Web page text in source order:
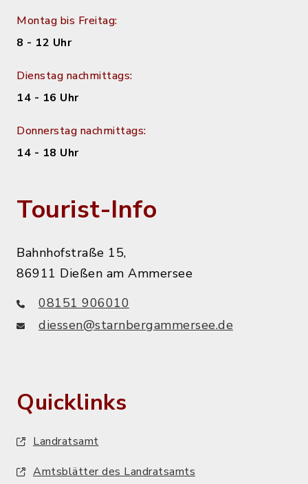
Montag bis Freitag:
8 - 12 Uhr
Dienstag nachmittags:
14 - 16 Uhr
Donnerstag nachmittags:
14 - 18 Uhr
Tourist-Info
Bahnhofstraße 15,
86911 Dießen am Ammersee
08151 906010
diessen@starnbergammersee.de
Quicklinks
Landratsamt
Amtsblätter des Landratsamts